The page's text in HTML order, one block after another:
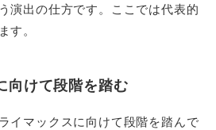
演出の仕方です。ここでは代表的
す。
向けて段階を踏む
イマックスに向けて段階を踏んで